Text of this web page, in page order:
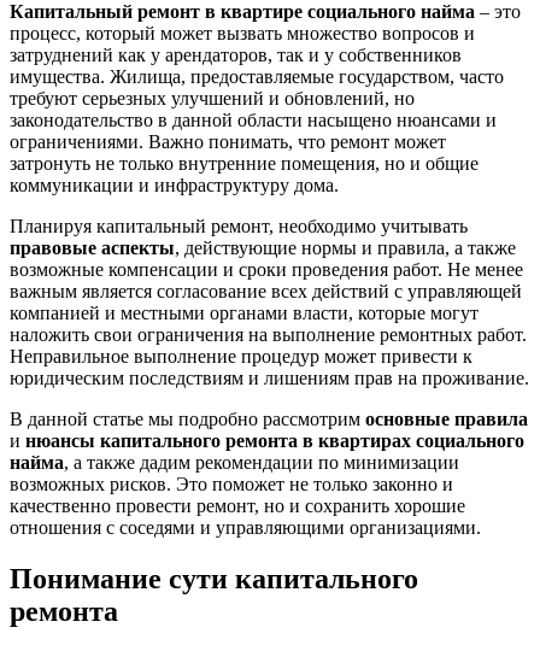
Капитальный ремонт в квартире социального найма – это
процесс, который может вызвать множество вопросов и
затруднений как у арендаторов, так и у собственников
имущества. Жилища, предоставляемые государством, часто
требуют серьезных улучшений и обновлений, но
законодательство в данной области насыщено нюансами и
ограничениями. Важно понимать, что ремонт может
затронуть не только внутренние помещения, но и общие
коммуникации и инфраструктуру дома.
Планируя капитальный ремонт, необходимо учитывать
правовые аспекты, действующие нормы и правила, а также
возможные компенсации и сроки проведения работ. Не менее
важным является согласование всех действий с управляющей
компанией и местными органами власти, которые могут
наложить свои ограничения на выполнение ремонтных работ.
Неправильное выполнение процедур может привести к
юридическим последствиям и лишениям прав на проживание.
В данной статье мы подробно рассмотрим основные правила
и нюансы капитального ремонта в квартирах социального
найма, а также дадим рекомендации по минимизации
возможных рисков. Это поможет не только законно и
качественно провести ремонт, но и сохранить хорошие
отношения с соседями и управляющими организациями.
Понимание сути капитального
ремонта